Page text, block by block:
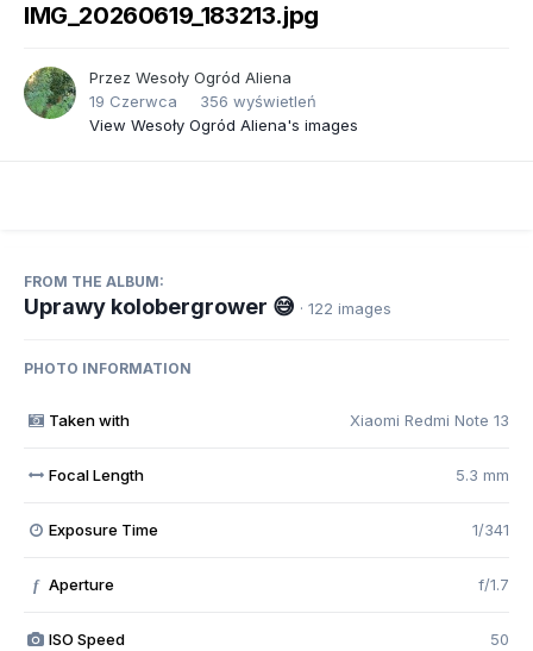
IMG_20260619_183213.jpg
Przez Wesoły Ogród Aliena
19 Czerwca
356 wyświetleń
View Wesoły Ogród Aliena's images
FROM THE ALBUM:
Uprawy kolobergrower 😅 · 122 images
PHOTO INFORMATION
Taken with Xiaomi Redmi Note 13
Focal Length 5.3 mm
Exposure Time 1/341
f Aperture f/1.7
ISO Speed 50